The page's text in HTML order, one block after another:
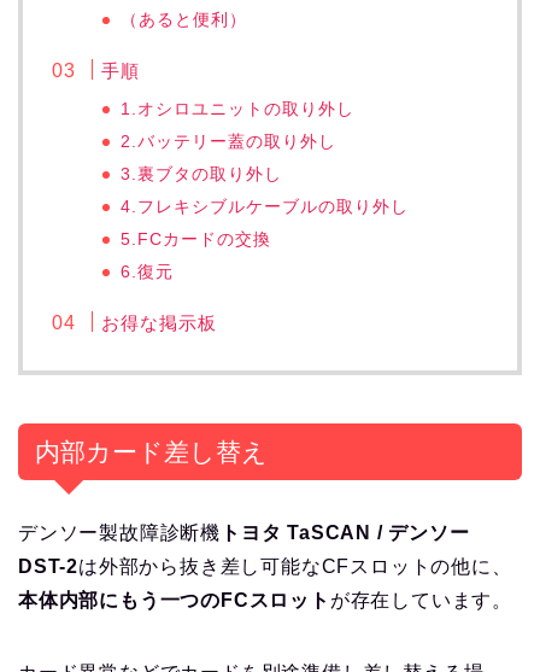
（あると便利）
手順
1.オシロユニットの取り外し
2.バッテリー蓋の取り外し
3.裏ブタの取り外し
4.フレキシブルケーブルの取り外し
5.FCカードの交換
6.復元
お得な掲示板
内部カード差し替え
デンソー製故障診断機 トヨタ TaSCAN / デンソー
DST-2は外部から抜き差し可能なCFスロットの他に、
本体内部にもう一つのFCスロット が存在しています。